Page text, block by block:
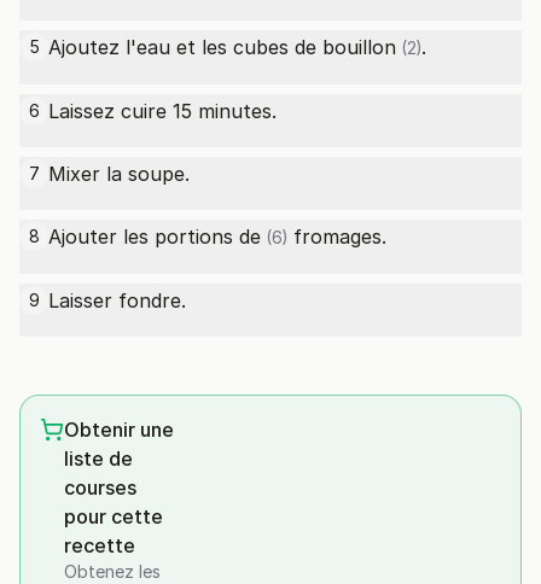
5 Ajoutez l'eau et les cubes de bouillon (2).
6 Laissez cuire 15 minutes.
7 Mixer la soupe.
8 Ajouter les portions de (6) fromages.
9 Laisser fondre.
Obtenir une
liste de
courses
pour cette
recette
Obtenez les